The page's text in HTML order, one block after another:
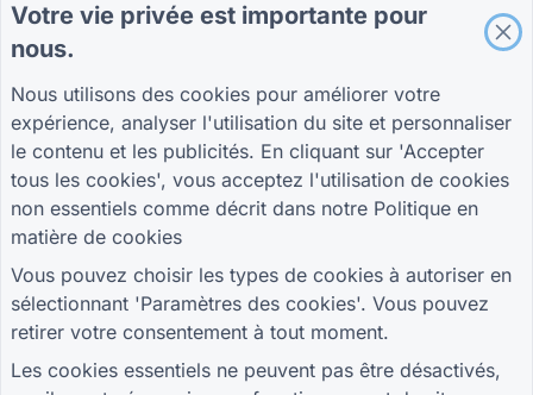
REJOIGNEZ LA COMMUNAUTÉ
Centre d'aide
Blogue
TIGER FORMGuide
À propos de nous
Contactez-nous
Termes
politique de
confidentialité
Paramètres des
cookies
© 2026 QR Form Generator. All rights reserved.
Votre vie privée est importante pour
nous.
Nous utilisons des cookies pour améliorer votre
expérience, analyser l'utilisation du site et personnaliser
le contenu et les publicités. En cliquant sur 'Accepter
tous les cookies', vous acceptez l'utilisation de cookies
non essentiels comme décrit dans notre Politique en
matière de cookies
Vous pouvez choisir les types de cookies à autoriser en
sélectionnant 'Paramètres des cookies'. Vous pouvez
retirer votre consentement à tout moment.
Les cookies essentiels ne peuvent pas être désactivés,